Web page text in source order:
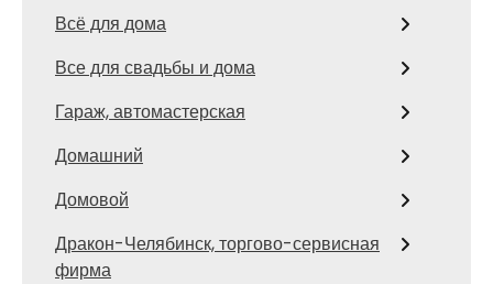
Всё для дома
Все для свадьбы и дома
Гараж, автомастерская
Домашний
Домовой
Дракон-Челябинск, торгово-сервисная
фирма